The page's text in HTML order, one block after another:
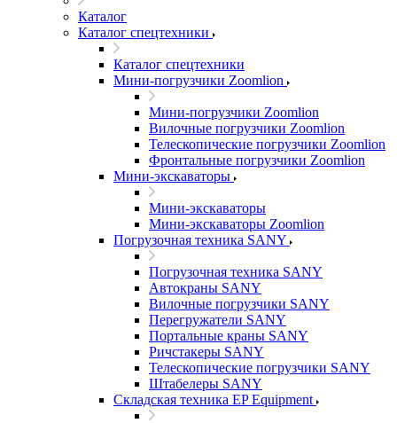
Каталог
Каталог спецтехники
Каталог спецтехники
Мини-погрузчики Zoomlion
Мини-погрузчики Zoomlion
Вилочные погрузчики Zoomlion
Телескопические погрузчики Zoomlion
Фронтальные погрузчики Zoomlion
Мини-экскаваторы
Мини-экскаваторы
Мини-экскаваторы Zoomlion
Погрузочная техника SANY
Погрузочная техника SANY
Автокраны SANY
Вилочные погрузчики SANY
Перегружатели SANY
Портальные краны SANY
Ричстакеры SANY
Телескопические погрузчики SANY
Штабелеры SANY
Складская техника EP Equipment